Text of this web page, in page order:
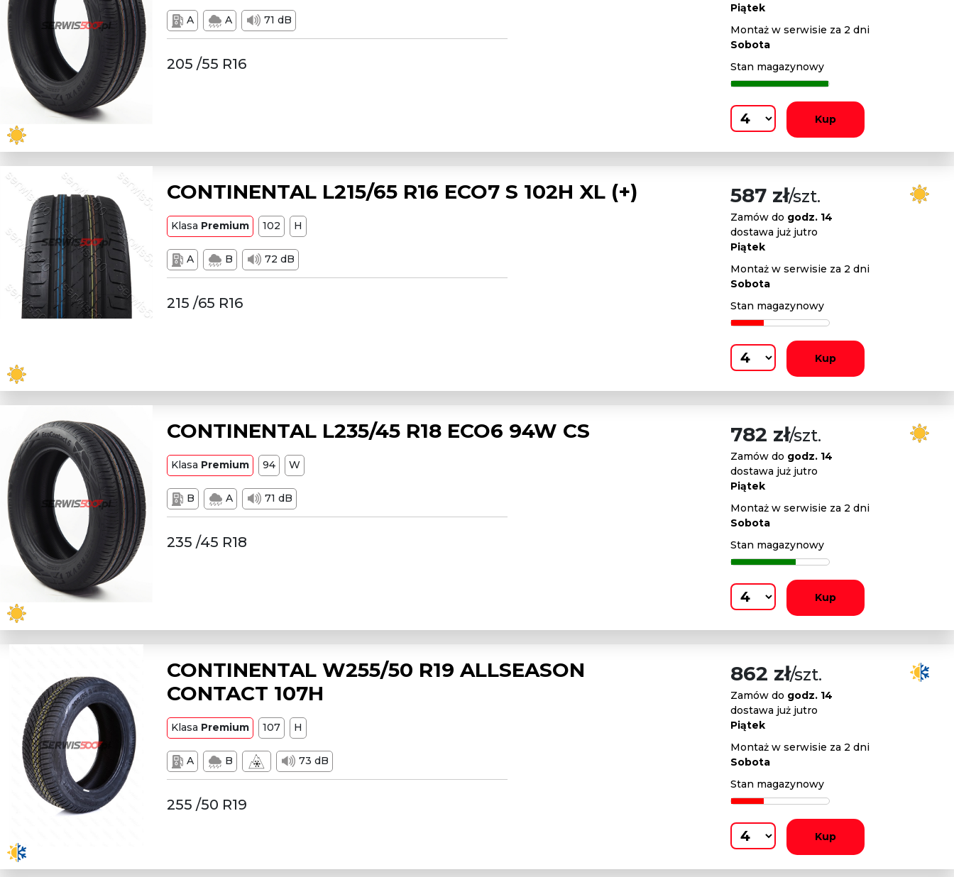
A A 71 dB
205 /55 R16
Piątek
Montaż w serwisie za 2 dni
Sobota
Stan magazynowy
Kup
CONTINENTAL L215/65 R16 ECO7 S 102H XL (+)
Klasa Premium 102 H
A B 72 dB
215 /65 R16
587 zł/szt.
Zamów do godz. 14
dostawa już jutro
Piątek
Montaż w serwisie za 2 dni
Sobota
Stan magazynowy
Kup
CONTINENTAL L235/45 R18 ECO6 94W CS
Klasa Premium 94 W
B A 71 dB
235 /45 R18
782 zł/szt.
Zamów do godz. 14
dostawa już jutro
Piątek
Montaż w serwisie za 2 dni
Sobota
Stan magazynowy
Kup
CONTINENTAL W255/50 R19 ALLSEASON
CONTACT 107H
Klasa Premium 107 H
A B 73 dB
255 /50 R19
862 zł/szt.
Zamów do godz. 14
dostawa już jutro
Piątek
Montaż w serwisie za 2 dni
Sobota
Stan magazynowy
Kup